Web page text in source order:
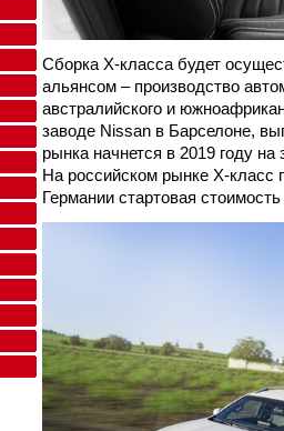
Сборка X-класса будет
альянсом – производство
австралийского и
заводе Nissan в Барселоне,
рынка начнется в 2019 году
На российском рынке X-класс
Германии стартовая